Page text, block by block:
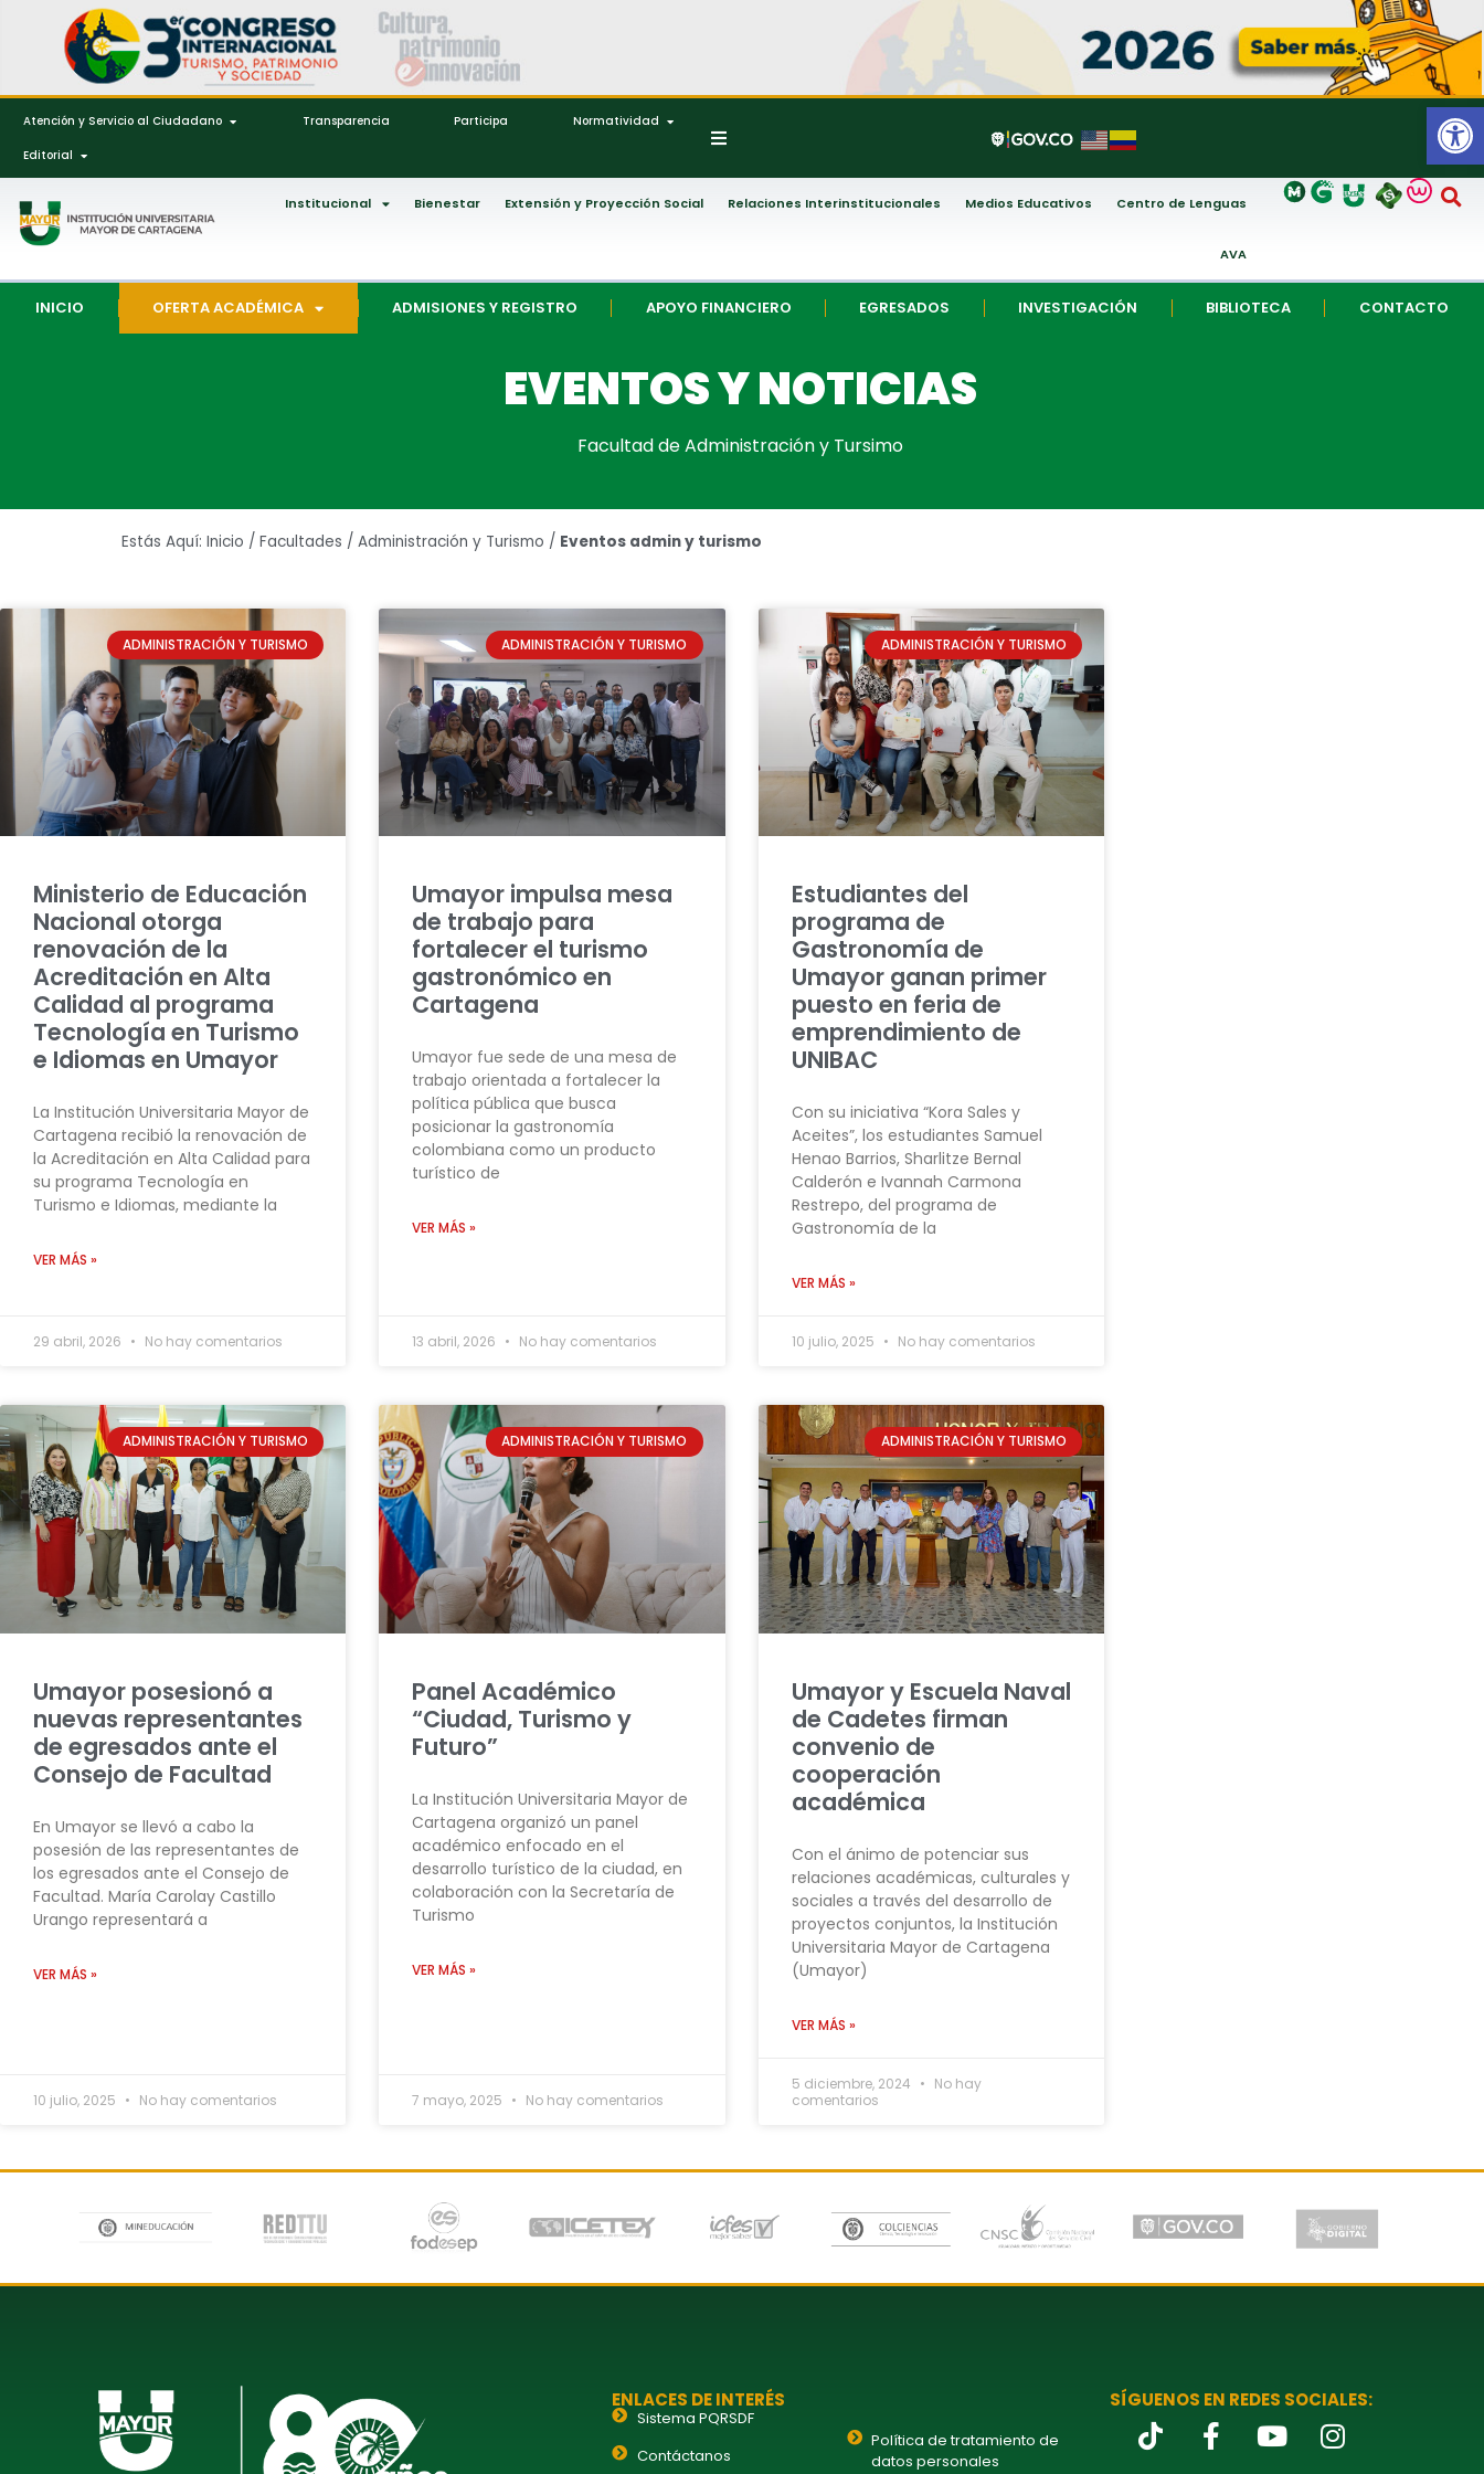
Abrir
Atención y Servicio al Ciudadano Transparencia Participa Normatividad
Editorial
Institucional Bienestar Extensión y Proyección Social Relaciones Interinstitucionales Medios Educativos Centro de Lenguas
AVA
INICIO OFERTA ACADÉMICA ADMISIONES Y REGISTRO APOYO FINANCIERO EGRESADOS INVESTIGACIÓN BIBLIOTECA CONTACTO
EVENTOS Y NOTICIAS
Facultad de Administración y Tursimo
Estás Aquí: Inicio / Facultades / Administración y Turismo / Eventos admin y turismo
ADMINISTRACIÓN Y TURISMO
Ministerio de Educación
Nacional otorga
renovación de la
Acreditación en Alta
Calidad al programa
Tecnología en Turismo
e Idiomas en Umayor
La Institución Universitaria Mayor de
Cartagena recibió la renovación de
la Acreditación en Alta Calidad para
su programa Tecnología en
Turismo e Idiomas, mediante la
VER MÁS »
29 abril, 2026 No hay comentarios
ADMINISTRACIÓN Y TURISMO
Umayor impulsa mesa
de trabajo para
fortalecer el turismo
gastronómico en
Cartagena
Umayor fue sede de una mesa de
trabajo orientada a fortalecer la
política pública que busca
posicionar la gastronomía
colombiana como un producto
turístico de
VER MÁS »
13 abril, 2026 No hay comentarios
ADMINISTRACIÓN Y TURISMO
Estudiantes del
programa de
Gastronomía de
Umayor ganan primer
puesto en feria de
emprendimiento de
UNIBAC
Con su iniciativa “Kora Sales y
Aceites”, los estudiantes Samuel
Henao Barrios, Sharlitze Bernal
Calderón e Ivannah Carmona
Restrepo, del programa de
Gastronomía de la
VER MÁS »
10 julio, 2025 No hay comentarios
ADMINISTRACIÓN Y TURISMO
Umayor posesionó a
nuevas representantes
de egresados ante el
Consejo de Facultad
En Umayor se llevó a cabo la
posesión de las representantes de
los egresados ante el Consejo de
Facultad. María Carolay Castillo
Urango representará a
VER MÁS »
10 julio, 2025 No hay comentarios
ADMINISTRACIÓN Y TURISMO
Panel Académico
“Ciudad, Turismo y
Futuro”
La Institución Universitaria Mayor de
Cartagena organizó un panel
académico enfocado en el
desarrollo turístico de la ciudad, en
colaboración con la Secretaría de
Turismo
VER MÁS »
7 mayo, 2025 No hay comentarios
ADMINISTRACIÓN Y TURISMO
Umayor y Escuela Naval
de Cadetes firman
convenio de
cooperación
académica
Con el ánimo de potenciar sus
relaciones académicas, culturales y
sociales a través del desarrollo de
proyectos conjuntos, la Institución
Universitaria Mayor de Cartagena
(Umayor)
VER MÁS »
5 diciembre, 2024
No hay
comentarios
ENLACES DE INTERÉS
Sistema PQRSDF
Contáctanos
Política de tratamiento de
datos personales
SÍGUENOS EN REDES SOCIALES: